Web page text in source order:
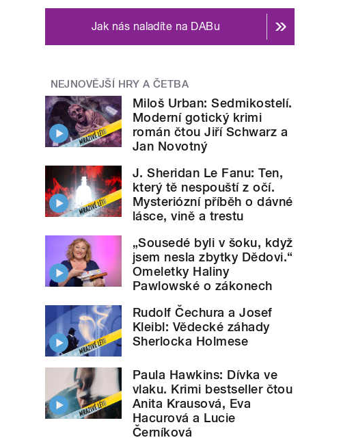
Jak nás naladíte na DABu
NEJNOVĚJŠÍ HRY A ČETBA
Miloš Urban: Sedmikostelí.
Moderní gotický krimi
román čtou Jiří Schwarz a
Jan Novotný
J. Sheridan Le Fanu: Ten,
který tě nespouští z očí.
Mysteriózní příběh o dávné
lásce, vině a trestu
„Sousedé byli v šoku, když
jsem nesla zbytky Dědovi.“
Omeletky Haliny
Pawlowské o zákonech
Rudolf Čechura a Josef
Kleibl: Vědecké záhady
Sherlocka Holmese
Paula Hawkins: Dívka ve
vlaku. Krimi bestseller čtou
Anita Krausová, Eva
Hacurová a Lucie
Černíková